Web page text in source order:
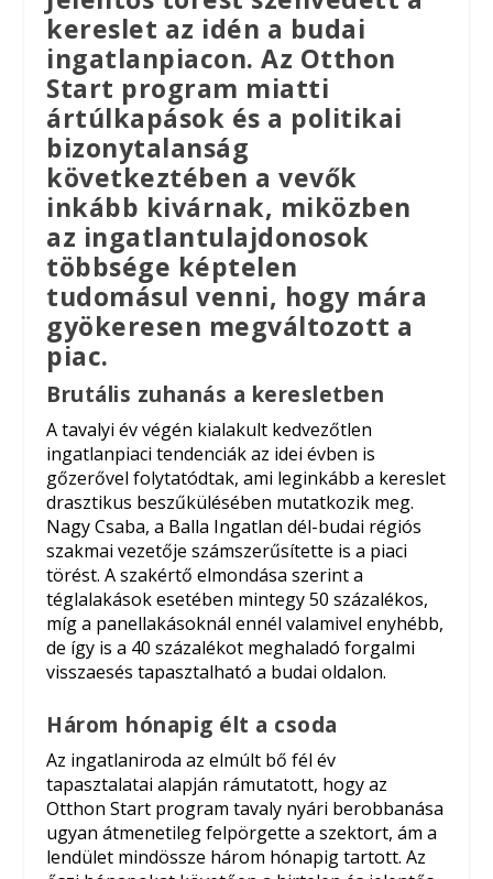
kereslet az idén a budai
ingatlanpiacon. Az Otthon
Start program miatti
ártúlkapások és a politikai
bizonytalanság
következtében a vevők
inkább kivárnak, miközben
az ingatlantulajdonosok
többsége képtelen
tudomásul venni, hogy mára
gyökeresen megváltozott a
piac.
Brutális zuhanás a keresletben
A tavalyi év végén kialakult kedvezőtlen
ingatlanpiaci tendenciák az idei évben is
gőzerővel folytatódtak, ami leginkább a kereslet
drasztikus beszűkülésében mutatkozik meg.
Nagy Csaba, a Balla Ingatlan dél-budai régiós
szakmai vezetője számszerűsítette is a piaci
törést. A szakértő elmondása szerint a
téglalakások esetében mintegy 50 százalékos,
míg a panellakásoknál ennél valamivel enyhébb,
de így is a 40 százalékot meghaladó forgalmi
visszaesés tapasztalható a budai oldalon.
Három hónapig élt a csoda
Az ingatlaniroda az elmúlt bő fél év
tapasztalatai alapján rámutatott, hogy az
Otthon Start program tavaly nyári berobbanása
ugyan átmenetileg felpörgette a szektort, ám a
lendület mindössze három hónapig tartott. Az